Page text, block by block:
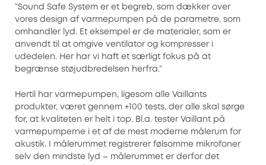
“Sound Safe System er et begreb, som dækker over
vores design af varmepumpen på de parametre, som
omhandler lyd. Et eksempel er de materialer, som er
anvendt til at omgive ventilator og kompresser i
udedelen. Her har vi haft et særligt fokus på at
begrænse støjudbredelsen herfra.”
Hertil har varmepumpen, ligesom alle Vaillants
produkter, været gennem +100 tests, der alle skal sørge
for, at kvaliteten er helt i top. Bl.a. tester Vaillant på
varmepumperne i et af de mest moderne målerum for
akustik. I målerummet registrerer følsomme mikrofoner
selv den mindste lyd – målerummet er derfor det